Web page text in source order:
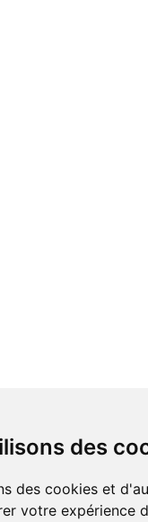
des
votre expérience